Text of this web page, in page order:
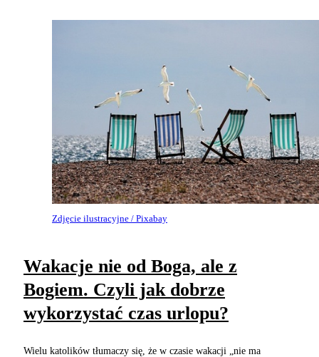
Zdjęcie ilustracyjne / Pixabay
Wakacje nie od Boga, ale z
Bogiem. Czyli jak dobrze
wykorzystać czas urlopu?
Wielu katolików tłumaczy się, że w czasie wakacji „nie ma